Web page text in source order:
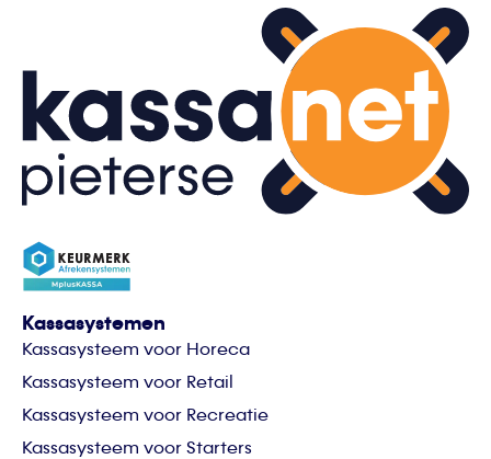
Kassasystemen
Kassasysteem voor Horeca
Kassasysteem voor Retail
Kassasysteem voor Recreatie
Kassasysteem voor Starters